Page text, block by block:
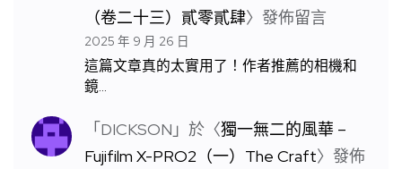
（卷二十三）貳零貳肆〉發佈留言
2025 年 9 月 26 日
這篇文章真的太實用了！作者推薦的相機和
鏡…
「DICKSON 」於〈獨一無二的風華 –
Fujifilm X-PRO2（一）The Craft〉發佈